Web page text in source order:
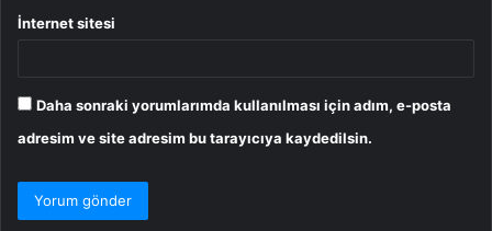
İnternet sitesi
Daha sonraki yorumlarımda kullanılması için adım, e-posta
adresim ve site adresim bu tarayıcıya kaydedilsin.